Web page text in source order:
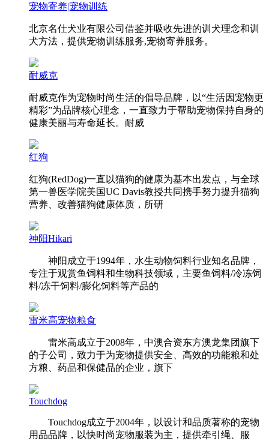
宠物寄养|宠物训练
北京名仕犬业有限公司借鉴并吸收先进的训犬理念和训
犬方法，提供宠物训练服务,宠物寄养服务。
耐威克
耐威克作为宠物时尚生活的倡导品牌，以“生活因宠物更
精彩”为品牌核心理念，一直致力于帮助宠物保持自身的
健康美丽与寿命延长。耐威
红狗
红狗(RedDog)一直以猫狗的健康为基本出发点，与全球
第一兽医学院美国UC Davis教授共同携手努力提升猫狗
营养、改善猫狗健康体质，所研
神阳Hikari
神阳成立于1994年，水生动物饲料行业知名品牌，
专注于观赏鱼饲料和生物科技领域，主要鱼饲料/冷冻饲
料/冻干饲料/膨化饲料等产品的
雷米高宠物粮食
雷米高成立于2008年，中澳合资东方澳龙集团旗下
的子公司，致力于为宠物提供安全、高效的功能粮和处
方粮、药品和保健品的企业，旗下
Touchdog
Touchdog成立于2004年，以设计和品质著称的宠物
用品品牌，以快时尚宠物服装为主，提供牵引绳、服